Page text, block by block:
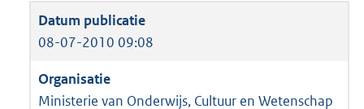
08-07-2010 09:08
Ministerie van Onderwijs, Cultuur en Wetenschap